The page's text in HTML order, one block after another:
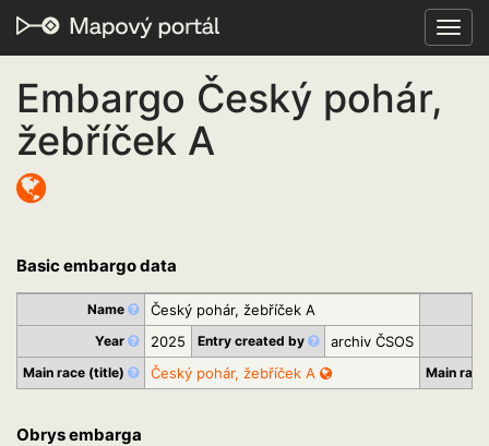
Embargo Český pohár,
žebříček A
Basic embargo data
Name Český pohár, žebříček A
Year
2025 Entry created by archiv ČSOS
Main race (title)
Český pohár, žebříček A Main
Obrys embarga